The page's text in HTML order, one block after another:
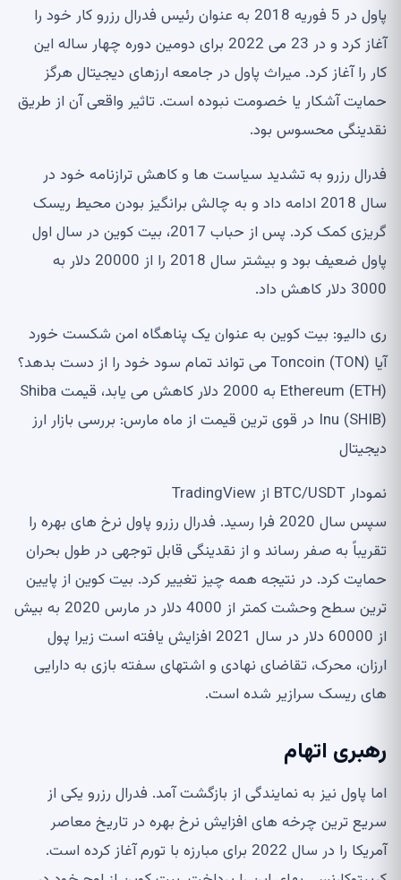
پاول در 5 فوریه 2018 به عنوان رئیس فدرال رزرو کار خود را
آغاز کرد و در 23 می 2022 برای دومین دوره چهار ساله این
کار را آغاز کرد. میراث پاول در جامعه ارزهای دیجیتال هرگز
حمایت آشکار یا خصومت نبوده است. تاثیر واقعی آن از طریق
نقدینگی محسوس بود.
فدرال رزرو به تشدید سیاست ها و کاهش ترازنامه خود در
سال 2018 ادامه داد و به چالش برانگیز بودن محیط ریسک
گریزی کمک کرد. پس از حباب 2017، بیت کوین در سال اول
پاول ضعیف بود و بیشتر سال 2018 را از 20000 دلار به
3000 دلار کاهش داد.
ری دالیو: بیت کوین به عنوان یک پناهگاه امن شکست خورد
آیا Toncoin (TON) می تواند تمام سود خود را از دست بدهد؟
Ethereum (ETH) به 2000 دلار کاهش می یابد، قیمت Shiba
Inu (SHIB) در قوی ترین قیمت از ماه مارس: بررسی بازار ارز
دیجیتال
نمودار BTC/USDT از TradingView
سپس سال 2020 فرا رسید. فدرال رزرو پاول نرخ های بهره را
تقریباً به صفر رساند و از نقدینگی قابل توجهی در طول بحران
حمایت کرد. در نتیجه همه چیز تغییر کرد. بیت کوین از پایین
ترین سطح وحشت کمتر از 4000 دلار در مارس 2020 به بیش
از 60000 دلار در سال 2021 افزایش یافته است زیرا پول
ارزان، محرک، تقاضای نهادی و اشتهای سفته بازی به دارایی
های ریسک سرازیر شده است.
رهبری اتهام
اما پاول نیز به نمایندگی از بازگشت آمد. فدرال رزرو یکی از
سریع ترین چرخه های افزایش نرخ بهره در تاریخ معاصر
آمریکا را در سال 2022 برای مبارزه با تورم آغاز کرده است.